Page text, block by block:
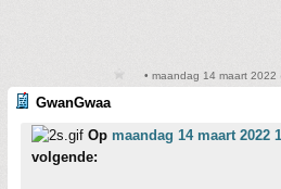
• maandag 14 maart 2022
GwanGwaa
Op maandag 14 maart 2022
volgende: